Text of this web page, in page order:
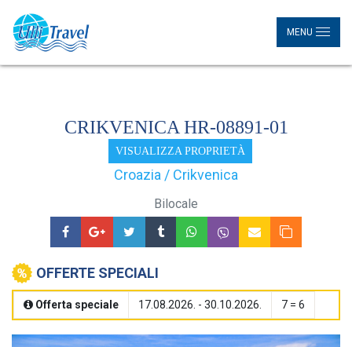
MENU
CRIKVENICA HR-08891-01
VISUALIZZA PROPRIETÀ
Croazia / Crikvenica
Bilocale
OFFERTE SPECIALI
Offerta speciale 17.08.2026. - 30.10.2026. 7 = 6